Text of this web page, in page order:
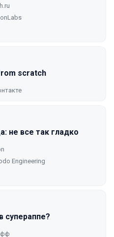
scratch
не все так гладко
Engineering
супераппе?